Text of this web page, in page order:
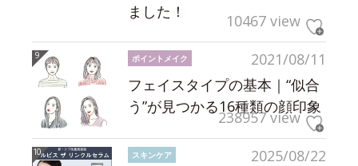
ました！
10467 view
2021/08/11
ポイントメイク
フェイスタイプの基本｜“似合
う”が見つかる16種類の顔印象
238957 view
2025/08/22
スキンケア